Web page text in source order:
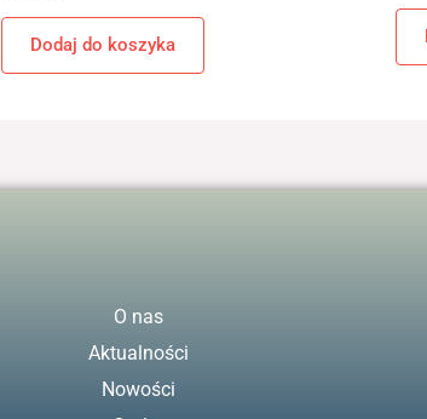
Dodaj do koszyka
O nas
Aktualności
Nowości